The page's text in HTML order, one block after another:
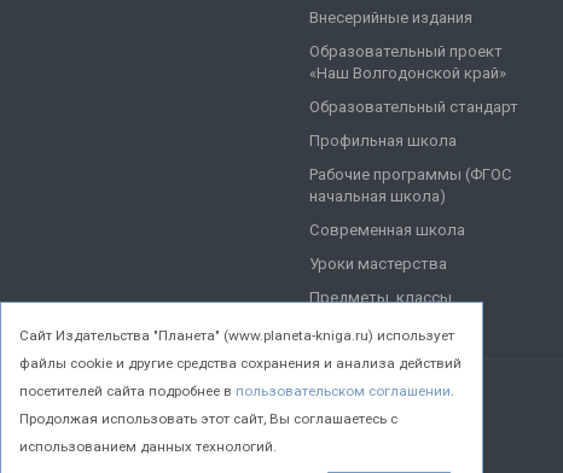
Внесерийные издания
Образовательный проект
«Наш Волгодонской край»
Образовательный стандарт
Профильная школа
Рабочие программы (ФГОС
начальная школа)
Современная школа
Уроки мастерства
Предметы, классы
Cайт Издательства "Планета" (www.planeta-kniga.ru) использует
файлы cookie и другие средства сохранения и анализа действий
посетителей сайта подробнее в пользовательском соглашении.
Продолжая использовать этот сайт, Вы соглашаетесь с
использованием данных технологий.